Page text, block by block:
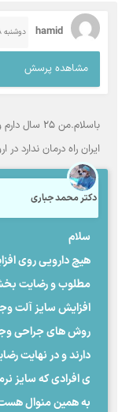
hamid دوشنبه ۲۸ بهمن ۹۲( 1 دهه پیش)
مشاهده پرسش
باسلام.من
ایران راه درمان ندارد در
دکتر محمد جباری
سلام
هیچ دارویی روی
مطلوب و رضایت
افزایش سایز آلت
روش های جراحی
دارند و در نهایت
ی افرادی که سایز
به همین منوال